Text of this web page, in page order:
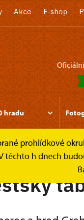
Akce E-shop
hradu
prohlídkové
h dnech
tábor